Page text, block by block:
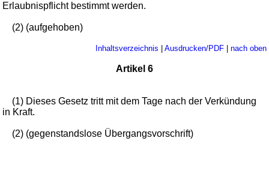
Erlaubnispflicht bestimmt werden.
(2) (aufgehoben)
Inhaltsverzeichnis | Ausdrucken/PDF| nach oben
Artikel 6
(1) Dieses Gesetz tritt mit dem Tage nach der Verkündung
in Kraft.
(2) (gegenstandslose Übergangsvorschrift)